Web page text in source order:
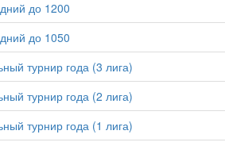
до 1200
до 1050
турнир года (3 лига)
турнир года (2 лига)
турнир года (1 лига)